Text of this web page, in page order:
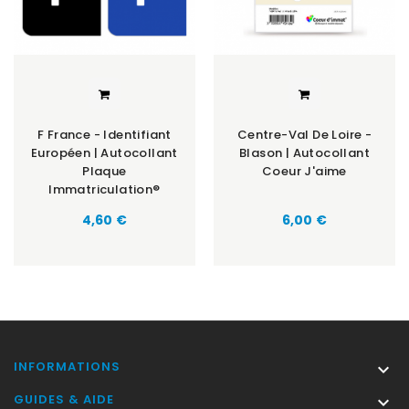
F France - Identifiant
Européen | Autocollant
Plaque
Immatriculation®
Prix
4,60 €
Centre-Val De Loire -
Blason | Autocollant
Coeur J'aime
Prix
6,00 €
INFORMATIONS 
GUIDES & AIDE 